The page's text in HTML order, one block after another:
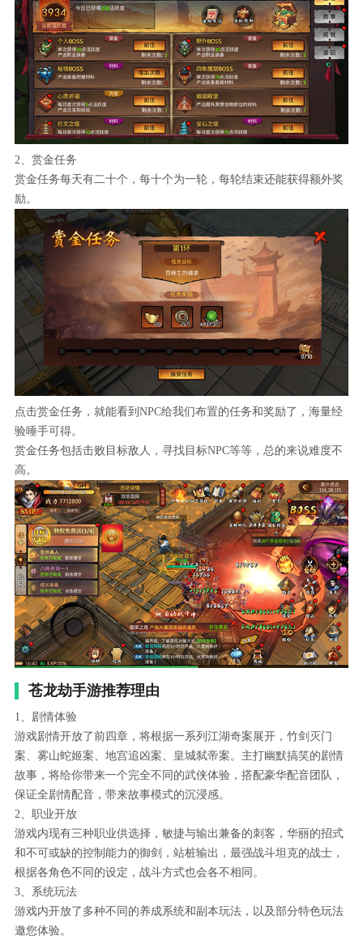
2、赏金任务
赏金任务每天有二十个，每十个为一轮，每轮结束还能获得额外奖
励。
点击赏金任务，就能看到NPC给我们布置的任务和奖励了，海量经
验唾手可得。
赏金任务包括击败目标敌人，寻找目标NPC等等，总的来说难度不
高。
苍龙劫手游推荐理由
1、剧情体验
游戏剧情开放了前四章，将根据一系列江湖奇案展开，竹剑灭门
案、雾山蛇姬案、地宫追凶案、皇城弑帝案。主打幽默搞笑的剧情
故事，将给你带来一个完全不同的武侠体验，搭配豪华配音团队，
保证全剧情配音，带来故事模式的沉浸感。
2、职业开放
游戏内现有三种职业供选择，敏捷与输出兼备的刺客，华丽的招式
和不可或缺的控制能力的御剑，站桩输出，最强战斗坦克的战士，
根据各角色不同的设定，战斗方式也会各不相同。
3、系统玩法
游戏内开放了多种不同的养成系统和副本玩法，以及部分特色玩法
邀您体验。